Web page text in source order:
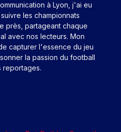
à Lyon, j'ai eu
les championnats
près, partageant chaque
avec nos lecteurs. Mon
capturer l'essence du jeu
la passion du football
reportages.